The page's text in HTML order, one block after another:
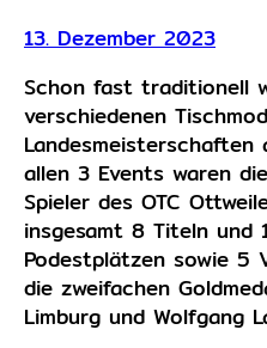
13. Dezember 2023
Schon fast traditionell
verschiedenen
Landesmeisterschaften
allen 3 Events waren
Spieler des OTC
insgesamt 8 Titeln und
Podestplätzen sowie 5
die zweifachen
Limburg und Wolfgang